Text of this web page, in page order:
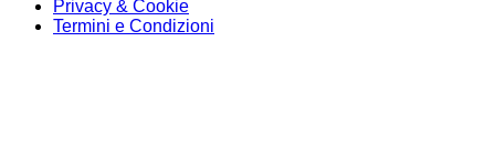
Privacy & Cookie
Termini e Condizioni